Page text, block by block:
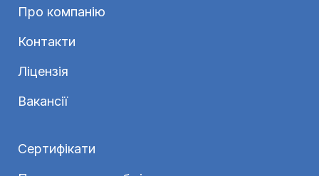
Про компанію
Контакти
Ліцензія
Вакансії
Сертифікати